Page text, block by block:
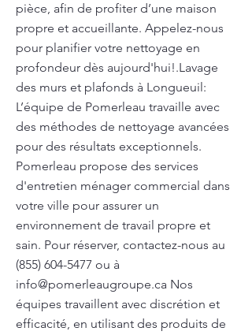
pièce, afin de profiter d’une maison
propre et accueillante. Appelez-nous
pour planifier votre nettoyage en
profondeur dès aujourd'hui!.Lavage
des murs et plafonds à Longueuil:
L’équipe de Pomerleau travaille avec
des méthodes de nettoyage avancées
pour des résultats exceptionnels.
Pomerleau propose des services
d'entretien ménager commercial dans
votre ville pour assurer un
environnement de travail propre et
sain. Pour réserver, contactez-nous au
(855) 604-5477 ou à
info@pomerleaugroupe.ca Nos
équipes travaillent avec discrétion et
efficacité, en utilisant des produits de